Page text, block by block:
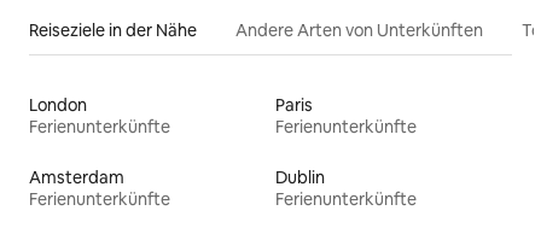
Reiseziele in der Nähe Andere Arten von Unterkünften
London
Ferienunterkünfte
Paris
Ferienunterkünfte
Amsterdam
Ferienunterkünfte
Dublin
Ferienunterkünfte